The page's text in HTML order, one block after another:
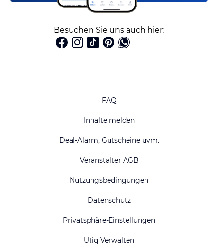
Besuchen Sie uns auch hier:
FAQ
Inhalte melden
Deal-Alarm, Gutscheine uvm.
Veranstalter AGB
Nutzungsbedingungen
Datenschutz
Privatsphäre-Einstellungen
Utiq Verwalten